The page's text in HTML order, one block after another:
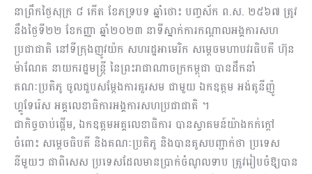
នាព្រឹកថ្ងៃសុក្រ ៨ កើត ខែភទ្របទ ឆ្នាំថោះ បញ្ចស័ក ព.ស. ២៥៦៧ ត្រូវ
នឹងថ្ងៃទី២២ ខែកញ្ញា ឆ្នាំ២០២៣ នាទីស្នាក់ការកណ្ដាលអង្គការសហ
ប្រជាជាតិ នៅទីក្រុងញូវយ៉ក សហរដ្ឋអាមេរិក សម្ដេចមហាបវរធិបតី ហ៊ុន
ម៉ាណែត នាយករដ្ឋមន្ត្រី នៃព្រះរាជាណាចក្រកម្ពុជា បានដឹកនាំ
គណៈប្រតិភូ ចូលជួបសម្តែងការគួរសម ជាមួយ ឯកឧត្តម អង់តូនីញ៉ូ
ហ្គូទែរ៉េស អគ្គលេខាធិការអង្គការសហប្រជាជាតិ ។
ជាកិច្ចចាប់ផ្ដើម, ឯកឧត្តមអគ្គលេខាធិការ បានស្វាគមន៍យ៉ាងកក់ក្តៅ
ចំពោះ សម្ដេចធិបតី និងគណៈប្រតិភូ និងបានគូសបញ្ជាក់ថា ប្រទេស
នីមួយៗ ជាពិសេស ប្រទេសដែលមានប្រាក់ចំណូលទាប ត្រូវរៀបចំឱ្យបាន